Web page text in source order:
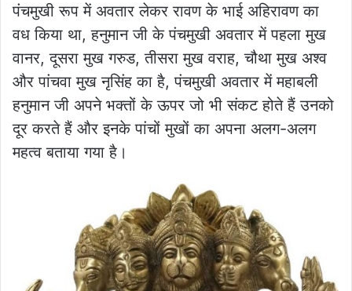
पंचमुखी रूप में अवतार लेकर रावण के भाई अहिरावण का
वध किया था, हनुमान जी के पंचमुखी अवतार में पहला मुख
वानर, दूसरा मुख गरुड, तीसरा मुख वराह, चौथा मुख अश्व
और पांचवा मुख नृसिंह का है, पंचमुखी अवतार में महाबली
हनुमान जी अपने भक्तों के ऊपर जो भी संकट होते हैं उनको
दूर करते हैं और इनके पांचों मुखों का अपना अलग-अलग
महत्व बताया गया है।